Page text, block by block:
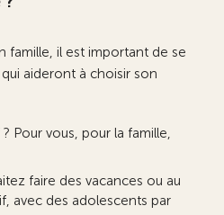
famille, il est important de se
aideront à choisir son
Pour vous, pour la famille,
faire des vacances ou au
avec des adolescents par